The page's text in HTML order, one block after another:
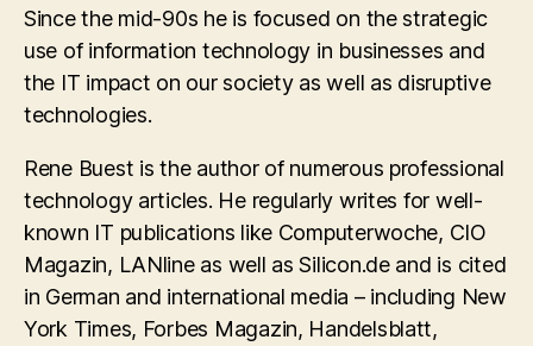
Since the mid-90s he is focused on the strategic
use of information technology in businesses and
the IT impact on our society as well as disruptive
technologies.
Rene Buest is the author of numerous professional
technology articles. He regularly writes for well-
known IT publications like Computerwoche, CIO
Magazin, LANline as well as Silicon.de and is cited
in German and international media – including New
York Times, Forbes Magazin, Handelsblatt,